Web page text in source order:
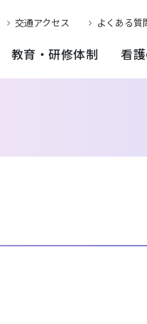
交通アクセス よくある質
教育・研修体制 看